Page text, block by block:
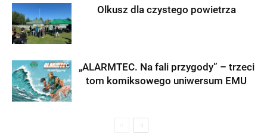
Olkusz dla czystego powietrza
„ALARMTEC. Na fali przygody” – trzeci
tom komiksowego uniwersum EMU